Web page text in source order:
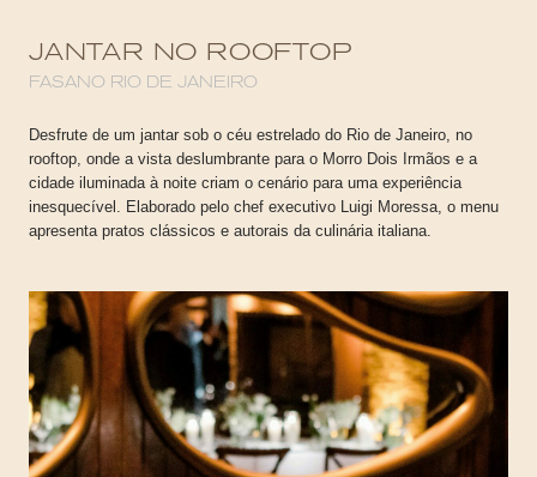
JANTAR NO ROOFTOP
FASANO RIO DE JANEIRO
Desfrute de um jantar sob o céu estrelado do Rio de Janeiro, no
rooftop, onde a vista deslumbrante para o Morro Dois Irmãos e a
cidade iluminada à noite criam o cenário para uma experiência
inesquecível. Elaborado pelo chef executivo Luigi Moressa, o menu
apresenta pratos clássicos e autorais da culinária italiana.